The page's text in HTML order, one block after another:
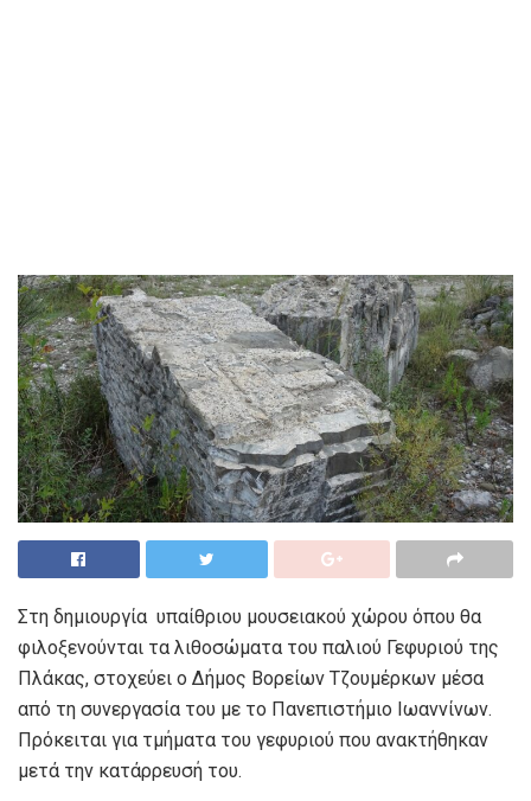
Στη δημιουργία υπαίθριου μουσειακού χώρου όπου θα
φιλοξενούνται τα λιθοσώματα του παλιού Γεφυριού της
Πλάκας, στοχεύει ο Δήμος Βορείων Τζουμέρκων μέσα
από τη συνεργασία του με το Πανεπιστήμιο Ιωαννίνων.
Πρόκειται για τμήματα του γεφυριού που ανακτήθηκαν
μετά την κατάρρευσή του.